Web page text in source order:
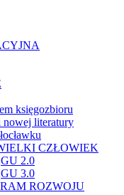
księgozbioru
nowej literatury
CZŁOWIEK
2.0
3.0
ROZWOJU